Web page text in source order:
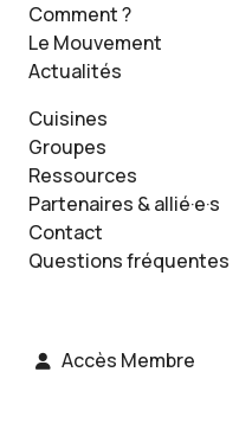
Comment ?
Le Mouvement
Actualités
Cuisines
Groupes
Ressources
Partenaires & allié·e·s
Contact
Questions fréquentes
Accès Membre